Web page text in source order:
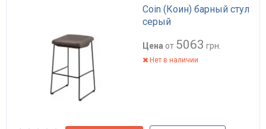
Coin (Коин) барный стул
серый
Цена от 5063 грн.
Нет в наличии